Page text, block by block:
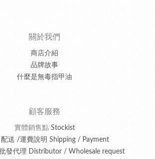
關於我們
商店介紹
品牌故事
什麼是無毒指甲油
顧客服務
實體銷售點Stockist
送 /運費說明 Shipping / Payment
發代理 Distributor / Wholesale request